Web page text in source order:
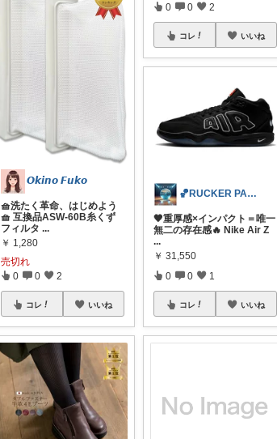
𝙊𝙠𝙞𝙣𝙤 𝙁𝙪𝙠𝙤
🧺洗たく革命、はじめよう
🧺 互換品ASW-60B糸くず
フィルタ ...
￥ 1,280
売切れ
0 0 2
コレ いいね
0 0 2
コレ いいね
🏀RUCKER PARK🏀 ROOM
🖤重厚感×インパクト＝唯一
無二の存在感🔥 Nike Air Z
...
￥ 31,550
0 0 1
コレ いいね